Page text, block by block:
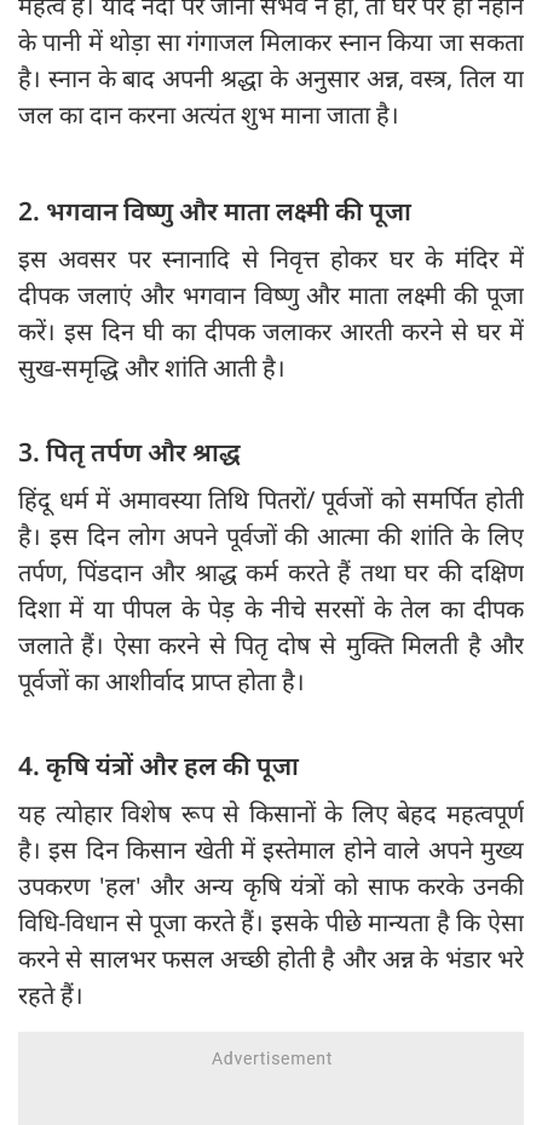
के पानी में थोड़ा सा गंगाजल मिलाकर स्नान किया जा सकता
है। स्नान के बाद अपनी श्रद्धा के अनुसार अन्न, वस्त्र, तिल या
जल का दान करना अत्यंत शुभ माना जाता है।
2. भगवान विष्णु और माता लक्ष्मी की पूजा
इस अवसर पर स्नानादि से निवृत्त होकर घर के मंदिर में
दीपक जलाएं और भगवान विष्णु और माता लक्ष्मी की पूजा
करें। इस दिन घी का दीपक जलाकर आरती करने से घर में
सुख-समृद्धि और शांति आती है।
3. पितृ तर्पण और श्राद्ध
हिंदू धर्म में अमावस्या तिथि पितरों/ पूर्वजों को समर्पित होती
है। इस दिन लोग अपने पूर्वजों की आत्मा की शांति के लिए
तर्पण, पिंडदान और श्राद्ध कर्म करते हैं तथा घर की दक्षिण
दिशा में या पीपल के पेड़ के नीचे सरसों के तेल का दीपक
जलाते हैं। ऐसा करने से पितृ दोष से मुक्ति मिलती है और
पूर्वजों का आशीर्वाद प्राप्त होता है।
4. कृषि यंत्रों और हल की पूजा
यह त्योहार विशेष रूप से किसानों के लिए बेहद महत्वपूर्ण
है। इस दिन किसान खेती में इस्तेमाल होने वाले अपने मुख्य
उपकरण 'हल' और अन्य कृषि यंत्रों को साफ करके उनकी
विधि-विधान से पूजा करते हैं। इसके पीछे मान्यता है कि ऐसा
करने से सालभर फसल अच्छी होती है और अन्न के भंडार भरे
रहते हैं।